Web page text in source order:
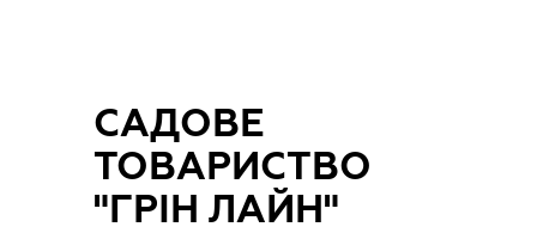
САДОВЕ
ТОВАРИСТВО
"ГРІН ЛАЙН"